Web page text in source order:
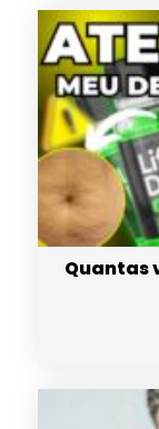
Quantas